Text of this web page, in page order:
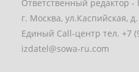
Ответственный редактор
г. Москва, ул.Каспийская,
Единый Call-центр тел. +7
izdatel@sowa-ru.com